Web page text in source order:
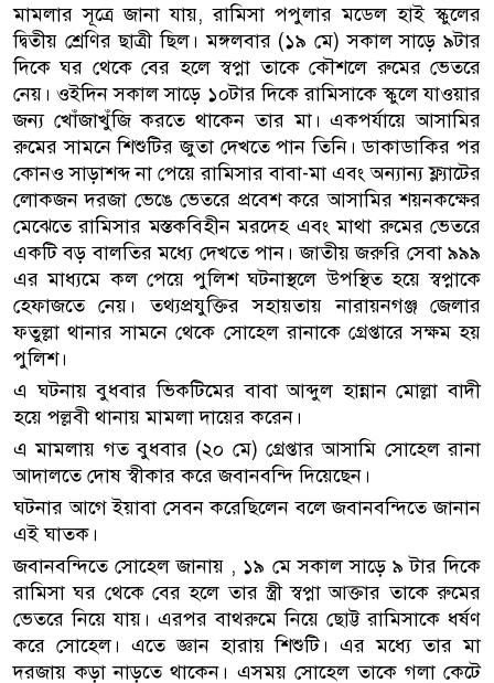
মামলার সূত্রে জানা যায়, রামিসা পপুলার মডেল হাই স্কুলের
দ্বিতীয় শ্রেণির ছাত্রী ছিল। মঙ্গলবার (১৯ মে) সকাল সাড়ে ৯টার
দিকে ঘর থেকে বের হলে স্বপ্না তাকে কৌশলে রুমের ভেতরে
নেয়। ওইদিন সকাল সাড়ে ১০টার দিকে রামিসাকে স্কুলে যাওয়ার
জন্য খোঁজাখুঁজি করতে থাকেন তার মা। একপর্যায়ে আসামির
রুমের সামনে শিশুটির জুতা দেখতে পান তিনি। ডাকাডাকির পর
কোনও সাড়াশব্দ না পেয়ে রামিসার বাবা-মা এবং অন্যান্য ফ্ল্যাটের
লোকজন দরজা ভেঙে ভেতরে প্রবেশ করে আসামির শয়নকক্ষের
মেঝেতে রামিসার মস্তকবিহীন মরদেহ এবং মাথা রুমের ভেতরে
একটি বড় বালতির মধ্যে দেখতে পান। জাতীয় জরুরি সেবা ৯৯৯
এর মাধ্যমে কল পেয়ে পুলিশ ঘটনাস্থলে উপস্থিত হয়ে স্বপ্নাকে
হেফাজতে নেয়। তথ্যপ্রযুক্তির সহায়তায় নারায়নগঞ্জ জেলার
ফতুল্লা থানার সামনে থেকে সোহেল রানাকে গ্রেপ্তারে সক্ষম হয়
পুলিশ।
এ ঘটনায় বুধবার ভিকটিমের বাবা আব্দুল হান্নান মোল্লা বাদী
হয়ে পল্লবী থানায় মামলা দায়ের করেন।
এ মামলায় গত বুধবার (২০ মে) গ্রেপ্তার আসামি সোহেল রানা
আদালতে দোষ স্বীকার করে জবানবন্দি দিয়েছেন।
ঘটনার আগে ইয়াবা সেবন করেছিলেন বলে জবানবন্দিতে জানান
এই ঘাতক।
জবানবন্দিতে সোহেল জানায় , ১৯ মে সকাল সাড়ে ৯ টার দিকে
রামিসা ঘর থেকে বের হলে তার স্ত্রী স্বপ্না আক্তার তাকে রুমের
ভেতরে নিয়ে যায়। এরপর বাথরুমে নিয়ে ছোট্ট রামিসাকে ধর্ষণ
করে সোহেল। এতে জ্ঞান হারায় শিশুটি। এর মধ্যে তার মা
দরজায় কড়া নাড়তে থাকেন। এসময় সোহেল তাকে গলা কেটে